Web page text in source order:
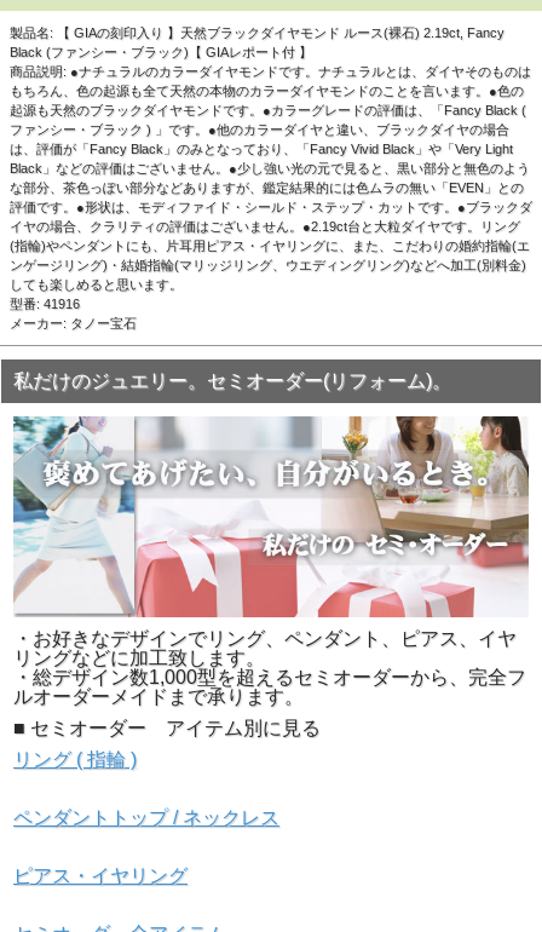
▲黒い背景で上の画像とは違うアングルで撮影しました。
画像やパッと見では判りづらいかもしれませんが、強い光
を当ててみると色むらのようなものがあります。
▲GIAガードル刻印画像 ダイヤモンドのガードル部分に
GIAレポートナンバーなどの刻印がされています。
製品名: 【 GIAの刻印入り 】天然ブラックダイヤモンド ルース(裸石) 2.19ct, Fancy
Black (ファンシー・ブラック)【 GIAレポート付 】
商品説明: ●ナチュラルのカラーダイヤモンドです。ナチュラルとは、ダイヤそのものは
もちろん、色の起源も全て天然の本物のカラーダイヤモンドのことを言います。●色の
起源も天然のブラックダイヤモンドです。●カラーグレードの評価は、「Fancy Black (
ファンシー・ブラック ) 」です。●他のカラーダイヤと違い、ブラックダイヤの場合
は、評価が「Fancy Black」のみとなっており、「Fancy Vivid Black」や「Very Light
Black」などの評価はございません。●少し強い光の元で見ると、黒い部分と無色のよう
な部分、茶色っぽい部分などありますが、鑑定結果的には色ムラの無い「EVEN」との
評価です。●形状は、モディファイド・シールド・ステップ・カットです。●ブラックダ
イヤの場合、クラリティの評価はございません。●2.19ct台と大粒ダイヤです。リング
(指輪)やペンダントにも、片耳用ピアス・イヤリングに、また、こだわりの婚約指輪(エ
ンゲージリング)・結婚指輪(マリッジリング、ウエディングリング)などへ加工(別料金)
しても楽しめると思います。
型番: 41916
メーカー: タノー宝石
私だけのジュエリー。セミオーダー(リフォーム)。
・お好きなデザインでリング、ペンダント、ピアス、イヤ
リングなどに加工致します。
・総デザイン数1,000型を超えるセミオーダーから、完全フ
ルオーダーメイドまで承ります。
■ セミオーダー アイテム別に見る
リング ( 指輪 )
ペンダントトップ / ネックレス
ピアス・イヤリング